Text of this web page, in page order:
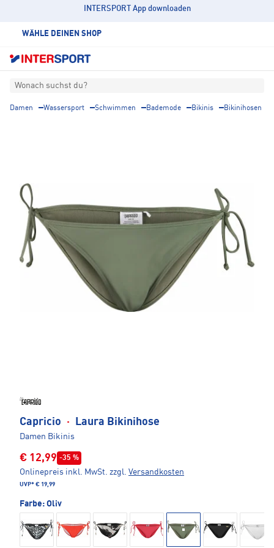
INTERSPORT App downloaden
WÄHLE DEINEN SHOP
Wonach suchst du?
Damen Wassersport Schwimmen Bademode Bikinis Bikinihosen
Capricio · Laura Bikinihose
Damen Bikinis
€ 12,99 -35 %
Onlinepreis inkl. MwSt. zzgl. Versandkosten
UVP* € 19,99
Farbe: Oliv